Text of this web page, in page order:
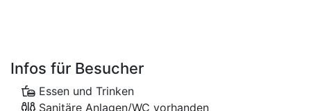
Infos für Besucher
Essen und Trinken
Sanitäre Anlagen/WC vorhanden